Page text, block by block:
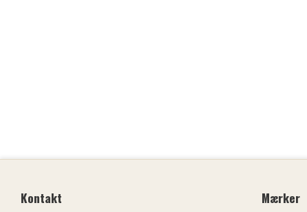
Kontakt Mærker